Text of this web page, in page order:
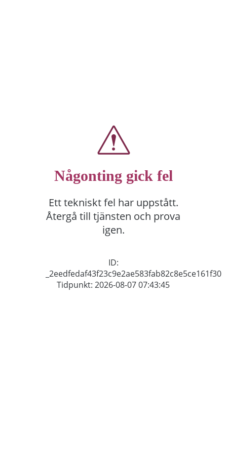
Någonting gick fel
Ett tekniskt fel har uppstått.
Återgå till tjänsten och prova
igen.
ID:
_2eedfedaf43f23c9e2ae583fab82c8e5ce161f30
Tidpunkt: 2026-08-07 07:43:45